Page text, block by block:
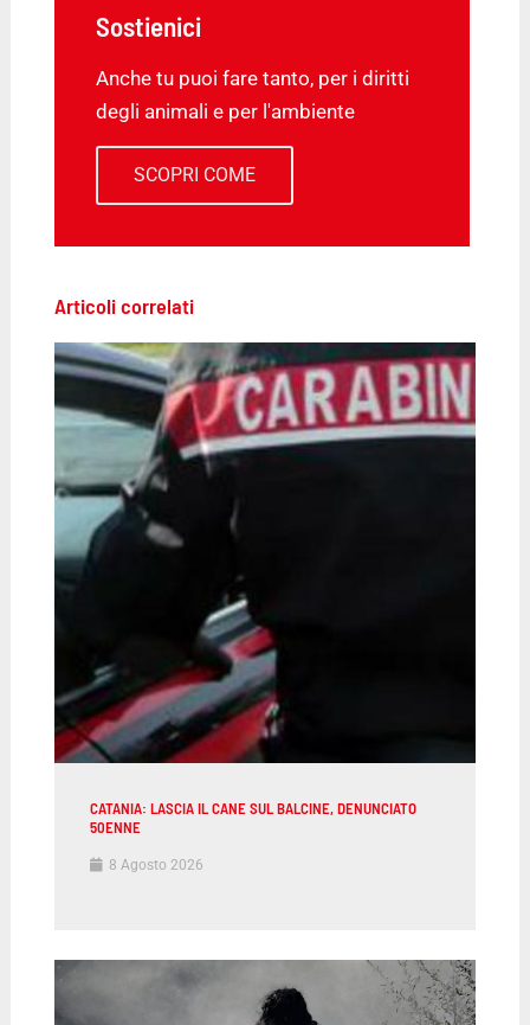
Sostienici
Anche tu puoi fare tanto, per i diritti
degli animali e per l'ambiente
SCOPRI COME
Articoli correlati
CATANIA: LASCIA IL CANE SUL BALCINE, DENUNCIATO
50ENNE
8 Agosto 2026